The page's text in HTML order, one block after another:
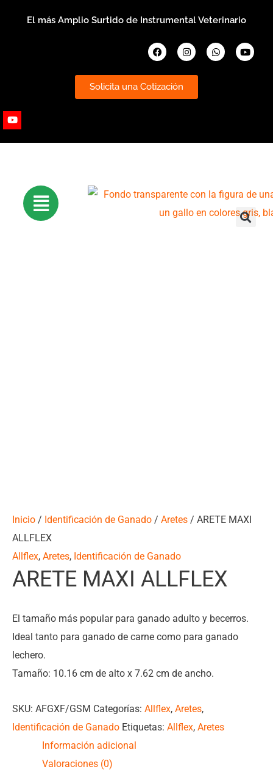
El más Amplio Surtido de Instrumental Veterinario
FacebookInstagramWhatsapp
Solicita una Cotización
Youtube
Inicio / Identificación de Ganado / Aretes / ARETE MAXI
ALLFLEX
Allflex, Aretes, Identificación de Ganado
ARETE MAXI ALLFLEX
El tamaño más popular para ganado adulto y becerros.
Ideal tanto para ganado de carne como para ganado
lechero.
Tamaño: 10.16 cm de alto x 7.62 cm de ancho.
SKU: AFGXF/GSM Categorías: Allflex, Aretes,
Identificación de Ganado Etiquetas: Allflex, Aretes
Información adicional
Valoraciones (0)